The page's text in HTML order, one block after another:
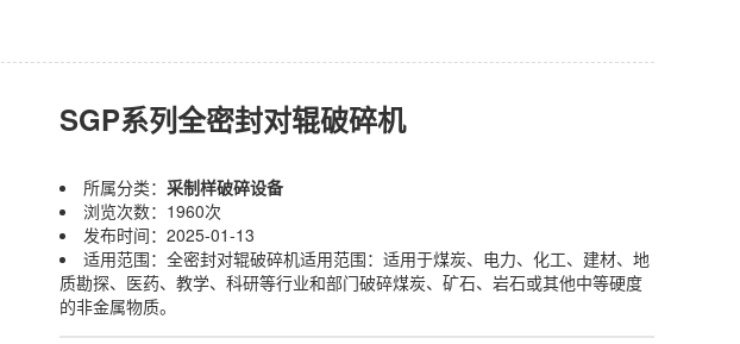
SGP系列全密封对辊破碎机
所属分类： 采制样破碎设备
浏览次数：1960次
发布时间：2025-01-13
适用范围：全密封对辊破碎机适用范围：适用于煤炭、电力、化工、建材、地
质勘探、医药、教学、科研等行业和部门破碎煤炭、矿石、岩石或其他中等硬度
的非金属物质。